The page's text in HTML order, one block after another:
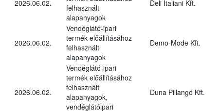
2026.06.02.
felhasznált
alapanyagok
Deli Italiani Kft.
2026.06.02.
Vendéglátó-ipari
termék előállításához
felhasznált
alapanyagok
Demo-Mode Kft.
2026.06.02.
Vendéglátó-ipari
termék előállításához
felhasznált
alapanyagok,
vendéglátóipari
Duna Pillangó Kft.